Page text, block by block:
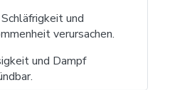
Schläfrigkeit und
verursachen.
und Dampf